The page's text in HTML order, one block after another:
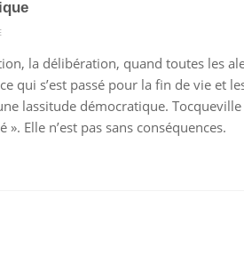
SUR
SOUFFLE
DÉMOCRATIQUE
la délibération, quand toutes les
qui s’est passé pour la fin de vie et
lassitude démocratique.
Elle n’est pas sans conséquences.